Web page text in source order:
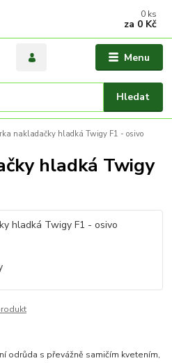
Menu
Hledat
0 ks
za 0 Kč
nakladačky hladká Twigy F1 - osivo
hladká Twigy
odrůda s převážně samičím kvetením,